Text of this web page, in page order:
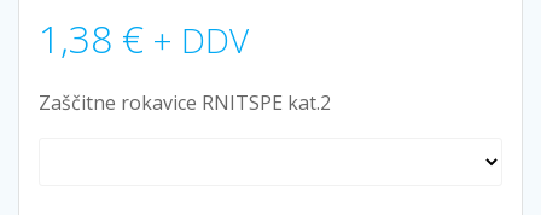
1,38 € + DDV
Zaščitne rokavice RNITSPE kat.2